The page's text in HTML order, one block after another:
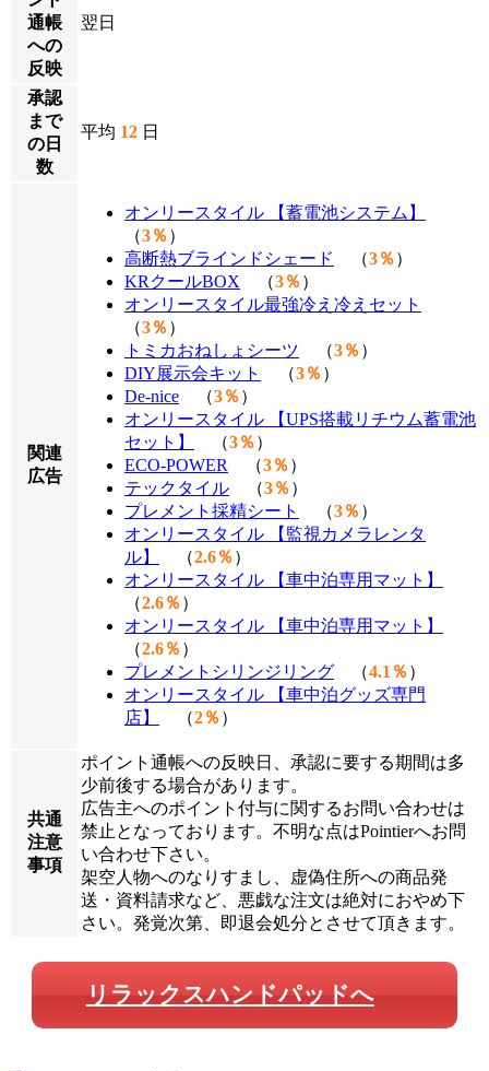
通帳
への
反映
翌日
承認
まで
の日
数
平均 12 日
関連
広告
オンリースタイル 【蓄電池システム】
（3％ ）
高断熱ブラインドシェード
（3％ ）
KRクールBOX （3％ ）
オンリースタイル最強冷え冷えセット
（3％ ）
トミカおねしょシーツ （3％ ）
DIY展示会キット
（3％ ）
De-nice （3％ ）
オンリースタイル 【UPS搭載リチウム蓄電池
セット】
（3％ ）
ECO-POWER
（3％ ）
テックタイル （3％ ）
プレメント採精シート
（3％ ）
オンリースタイル 【監視カメラレンタ
ル】
（2.6％ ）
オンリースタイル 【車中泊専用マット】
（2.6％ ）
オンリースタイル 【車中泊専用マット】
（2.6％ ）
プレメントシリンジリング （4.1％ ）
オンリースタイル 【車中泊グッズ専門
店】
（2％ ）
共通
注意
事項
ポイント通帳への反映日、承認に要する期間は多
少前後する場合があります。
広告主へのポイント付与に関するお問い合わせは
禁止となっております。不明な点はPointierへお問
い合わせ下さい。
架空人物へのなりすまし、虚偽住所への商品発
送・資料請求など、悪戯な注文は絶対におやめ下
さい。発覚次第、即退会処分とさせて頂きます。
リラックスハンドパッドへ